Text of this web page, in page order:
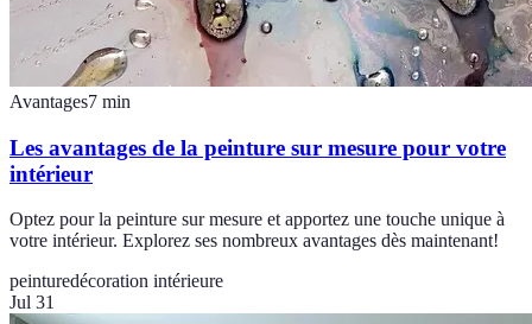
Avantages7 min
Les avantages de la peinture sur mesure pour votre
intérieur
Optez pour la peinture sur mesure et apportez une touche unique à
votre intérieur. Explorez ses nombreux avantages dès maintenant!
peinturedécoration intérieure
Jul 31